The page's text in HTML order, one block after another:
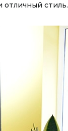
отличный стиль.